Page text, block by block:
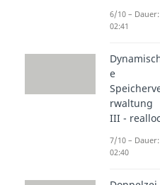
6/10 – Dauer:
02:41
e
rwaltung
III - realloc
7/10 – Dauer:
02:40